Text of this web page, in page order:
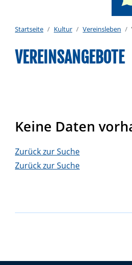
Startseite Kultur Vereinsleben
VEREINSANGEBOTE
Keine Daten
Zurück zur Suche
Zurück zur Suche